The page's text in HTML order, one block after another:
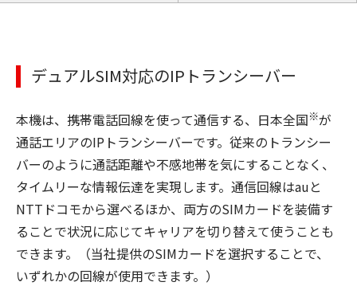
デュアルSIM対応のIPトランシーバー
本機は、携帯電話回線を使って通信する、日本全国※が
通話エリアのIPトランシーバーです。従来のトランシー
バーのように通話距離や不感地帯を気にすることなく、
タイムリーな情報伝達を実現します。通信回線はauと
NTTドコモから選べるほか、両方のSIMカードを装備す
ることで状況に応じてキャリアを切り替えて使うことも
できます。（当社提供のSIMカードを選択することで、
いずれかの回線が使用できます。）